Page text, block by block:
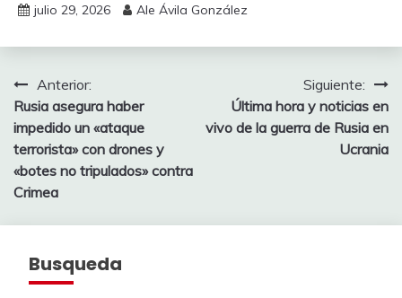
julio 29, 2026 Ale Ávila González
Navegación
de
entradas
Anterior:
Rusia asegura haber
impedido un «ataque
terrorista» con drones y
«botes no tripulados» contra
Crimea
Siguiente:
Última hora y noticias en
vivo de la guerra de Rusia en
Ucrania
Busqueda